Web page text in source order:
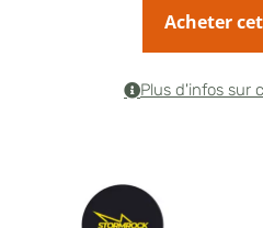
Acheter
Plus d'infos sur